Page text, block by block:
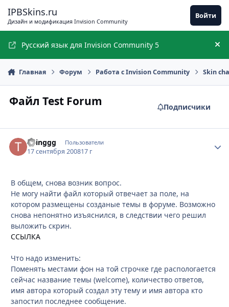
IPBSkins.ru
Дизайн и модификация Invision Community
Войти
Русский язык для Invision Community 5
Главная Форум Работа с Invision Community Skin
Файл Test Forum Подписчики
Thinggg Пользователи
17 сентября 200817 г
В общем, снова возник вопрос.
Не могу найти файл который отвечает за поле, на
котором размещены созданые темы в форуме. Возможно
снова непонятно изъяснился, в следствии чего решил
выложить скрин.
ССЫЛКА
Что надо изменить:
Поменять местами фон на той строчке где распологается
сейчас название темы (welcome), количество ответов,
имя автора который создал эту тему и имя автора кто
запостил последнее сообщение.